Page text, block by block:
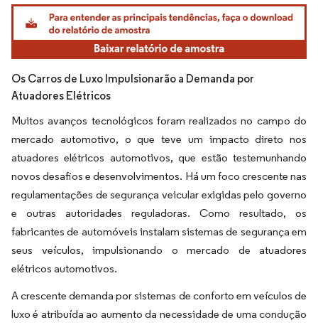
Imagem © Mordor Intelligence. O reuso requer atribuição conforme CC BY 4.0.
Os Carros de Luxo Impulsionarão a Demanda por
Atuadores Elétricos
Muitos avanços tecnológicos foram realizados no campo do
mercado automotivo, o que teve um impacto direto nos
atuadores elétricos automotivos, que estão testemunhando
novos desafios e desenvolvimentos. Há um foco crescente nas
regulamentações de segurança veicular exigidas pelo governo
e outras autoridades reguladoras. Como resultado, os
fabricantes de automóveis instalam sistemas de segurança em
seus veículos, impulsionando o mercado de atuadores
elétricos automotivos.
A crescente demanda por sistemas de conforto em veículos de
luxo é atribuída ao aumento da necessidade de uma condução